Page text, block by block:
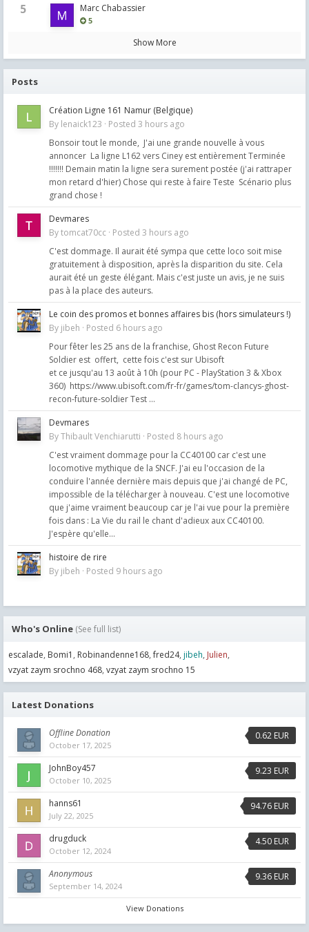
5 Marc Chabassier
5
Show More
Posts
Création Ligne 161 Namur (Belgique)
By lenaick123 · Posted 3 hours ago
Bonsoir tout le monde, J'ai une grande nouvelle à vous
annoncer La ligne L162 vers Ciney est entièrement Terminée
!!!!!!! Demain matin la ligne sera surement postée (j'ai rattraper
mon retard d'hier) Chose qui reste à faire Teste Scénario plus
grand chose !
Devmares
Bytomcat70cc · Posted 3 hours ago
C'est dommage. Il aurait été sympa que cette loco soit mise
gratuitement à disposition, après la disparition du site. Cela
aurait été un geste élégant. Mais c'est juste un avis, je ne suis
pas à la place des auteurs.
Le coin des promos et bonnes affaires bis (hors simulateurs !)
By jibeh · Posted 6 hours ago
Pour fêter les 25 ans de la franchise, Ghost Recon Future
Soldier est offert, cette fois c'est sur Ubisoft
et ce jusqu'au 13 août à 10h (pour PC - PlayStation 3 & Xbox
360) https://www.ubisoft.com/fr-fr/games/tom-clancys-ghost-
recon-future-soldier Test ...
Devmares
ByThibault Venchiarutti · Posted 8 hours ago
C'est vraiment dommage pour la CC40100 car c'est une
locomotive mythique de la SNCF. J'ai eu l'occasion de la
conduire l'année dernière mais depuis que j'ai changé de PC,
impossible de la télécharger à nouveau. C'est une locomotive
que j'aime vraiment beaucoup car je l'ai vue pour la première
fois dans : La Vie du rail le chant d'adieux aux CC40100.
J'espère qu'elle...
histoire de rire
By jibeh · Posted 9 hours ago
Who's Online (See full list)
escalade Bomi1 Robinandenne168 fred24 jibeh Julien
vzyat zaym srochno 468 vzyat zaym srochno 15
Latest Donations
0.62 EUR
Offline Donation
October 17, 2025
9.23 EUR
JohnBoy457
October 10, 2025
94.76 EUR
hanns61
July 22, 2025
4.50 EUR
drugduck
October 12, 2024
9.36 EUR
Anonymous
September 14, 2024
View Donations